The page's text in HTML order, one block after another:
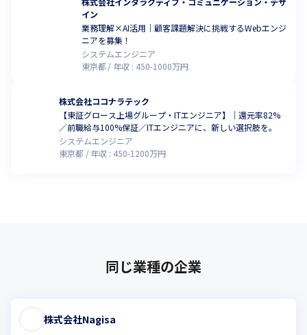
イン
業務理解×AI活用｜顧客課題解決に挑戦するWebエンジ
ニアを募集！
システムエンジニア
東京都
年収 : 450-1000万円
株式会社ココナラテック
【東証グロース上場グループ・ITエンジニア】｜還元率82%
／前職給与100%保証／ITエンジニアに、新しい選択肢を。
システムエンジニア
東京都
年収 : 450-1200万円
同じ業種の企業
株式会社Nagisa